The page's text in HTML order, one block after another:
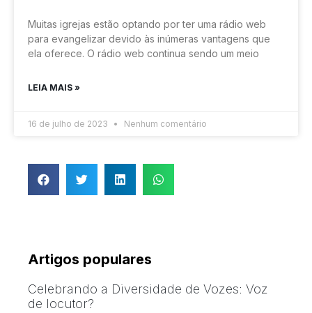
Muitas igrejas estão optando por ter uma rádio web
para evangelizar devido às inúmeras vantagens que
ela oferece. O rádio web continua sendo um meio
LEIA MAIS »
16 de julho de 2023 Nenhum comentário
Artigos populares
Celebrando a Diversidade de Vozes: Voz
de locutor?